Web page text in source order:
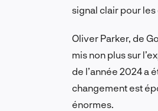
signal clair pour
Oliver Parker, de
mis non plus sur
de l’année 2024 a
changement est
énormes.